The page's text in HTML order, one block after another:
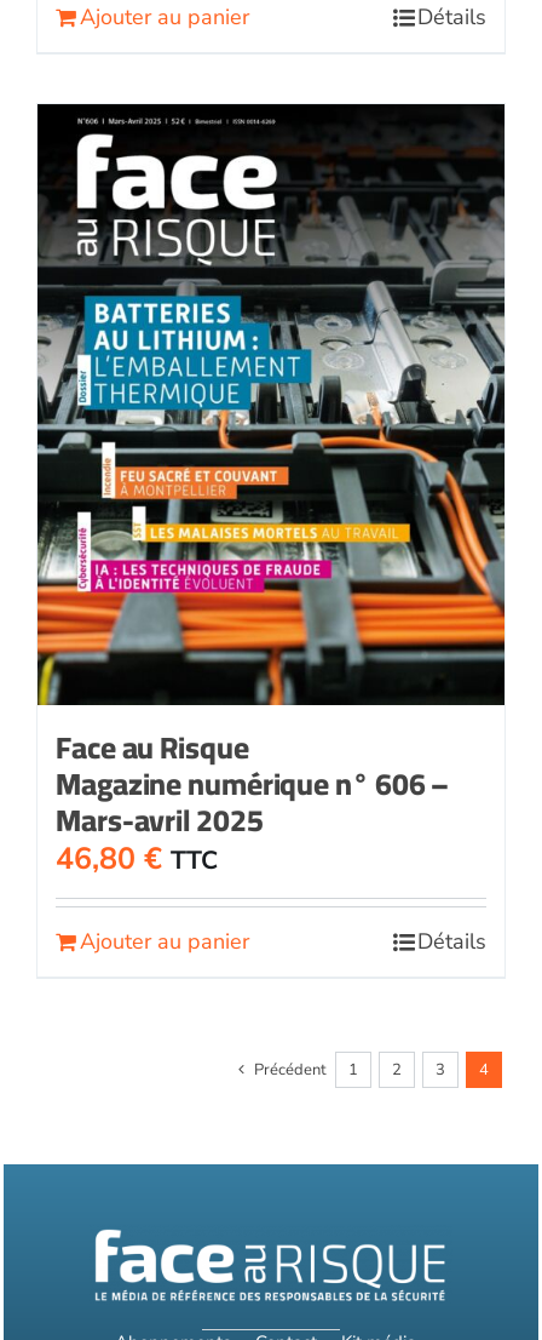
Ajouter au panier Détails
Face au Risque
Magazine numérique n° 606 –
Mars-avril 2025
46,80 € TTC
Ajouter au panier Détails
Précédent 1 2 3 4